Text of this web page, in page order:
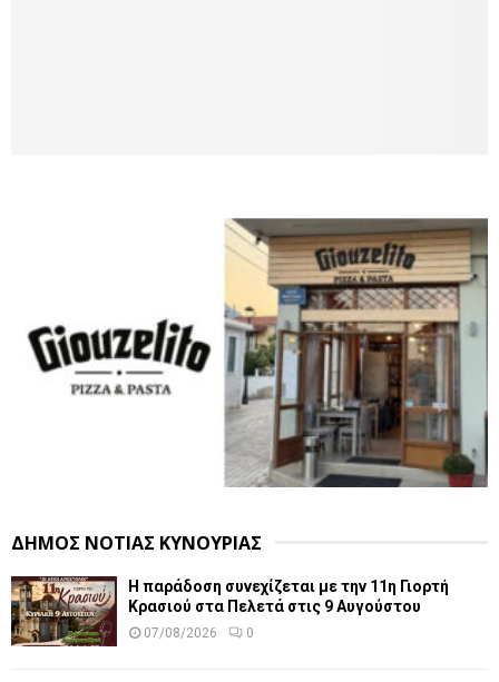
ΔΗΜΟΣ ΝΟΤΙΑΣ ΚΥΝΟΥΡΙΑΣ
Η παράδοση συνεχίζεται με την 11η Γιορτή
Κρασιού στα Πελετά στις 9 Αυγούστου
07/08/2026 0